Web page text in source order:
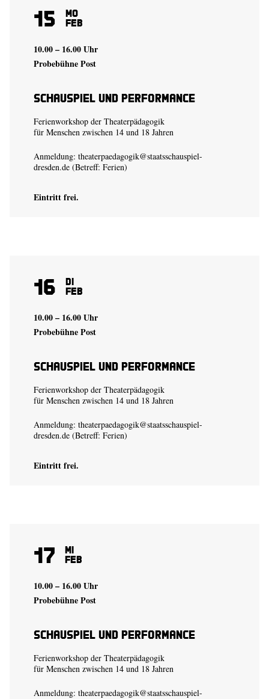
15 Mo
Feb
10.00 – 16.00 Uhr
Probebühne Post
Schauspiel und Performance
Ferienworkshop der Theaterpädagogik
für Menschen zwischen 14 und 18 Jahren
Anmeldung: theaterpaedagogik@staatsschauspiel-
dresden.de (Betreff: Ferien)
Eintritt frei.
16 Di
Feb
10.00 – 16.00 Uhr
Probebühne Post
Schauspiel und Performance
Ferienworkshop der Theaterpädagogik
für Menschen zwischen 14 und 18 Jahren
Anmeldung: theaterpaedagogik@staatsschauspiel-
dresden.de (Betreff: Ferien)
Eintritt frei.
17 Mi
Feb
10.00 – 16.00 Uhr
Probebühne Post
Schauspiel und Performance
Ferienworkshop der Theaterpädagogik
für Menschen zwischen 14 und 18 Jahren
Anmeldung: theaterpaedagogik@staatsschauspiel-